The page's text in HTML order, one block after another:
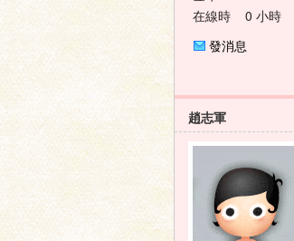
在線時
0 小時
發消息
趙志軍